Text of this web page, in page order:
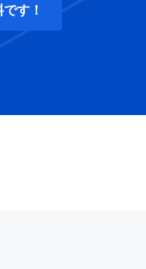
す！